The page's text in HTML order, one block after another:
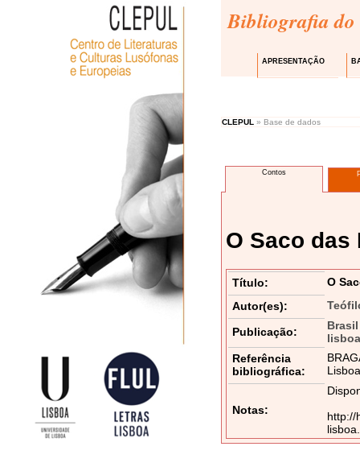
Bibliografia do
APRESENTAÇÃO
CLEPUL » Base de dados
Contos
O Saco das
Título:
O
Autor(es):
Publicação:
Referência
bibliográfica:
Notas:
http://